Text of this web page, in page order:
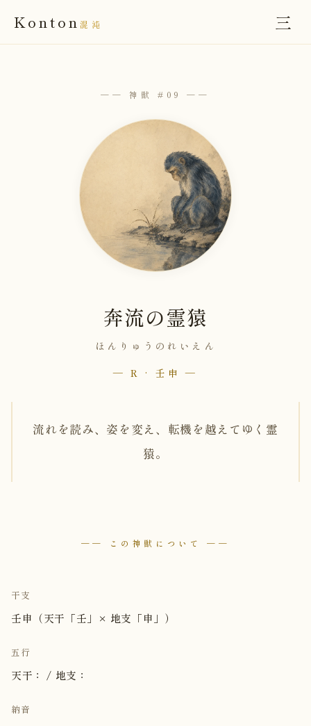
Konton 混沌 三
── 神獣 #09 ──
奔流の霊猿
ほんりゅうのれいえん
— R · 壬申 —
流れを読み、姿を変え、転機を越えてゆく霊
猿。
── この神獣について ──
干支
壬申（天干「壬」× 地支「申」）
五行
天干： / 地支：
納音